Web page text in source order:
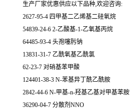
生产厂家优惠供应以下品种,欢迎咨询:
2627-95-4 四甲基二乙烯基二硅氧烷
54839-24-6 2-乙酸基-1-乙氧基丙烷
64485-93-4 头孢噻肟钠
13831-31-7 乙酰氧基乙酰氯
62-23-7 对硝基苯甲酸
124401-38-3 N-苯基异丁酰乙酰胺
2842-44-6 N-甲基-n-羟基乙基对甲基苯胺
36290-04-7 分散剂NNO